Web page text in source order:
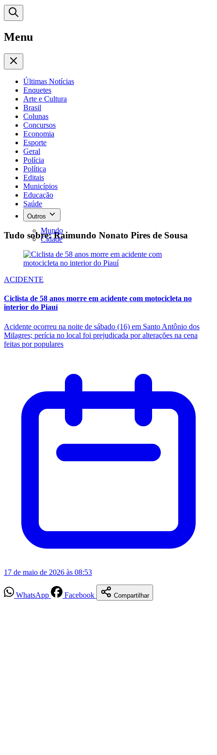
Menu
Últimas Notícias
Enquetes
Arte e Cultura
Brasil
Colunas
Concursos
Economia
Esporte
Geral
Polícia
Política
Editais
Municípios
Educação
Saúde
Outros
Mundo
Cidade
Tudo sobre: Raimundo Nonato Pires de Sousa
ACIDENTE
Ciclista de 58 anos morre em acidente com motocicleta no
interior do Piauí
Acidente ocorreu na noite de sábado (16) em Santo Antônio dos
Milagres; perícia no local foi prejudicada por alterações na cena
feitas por populares
17 de maio de 2026 às 08:53
WhatsApp Facebook Compartilhar